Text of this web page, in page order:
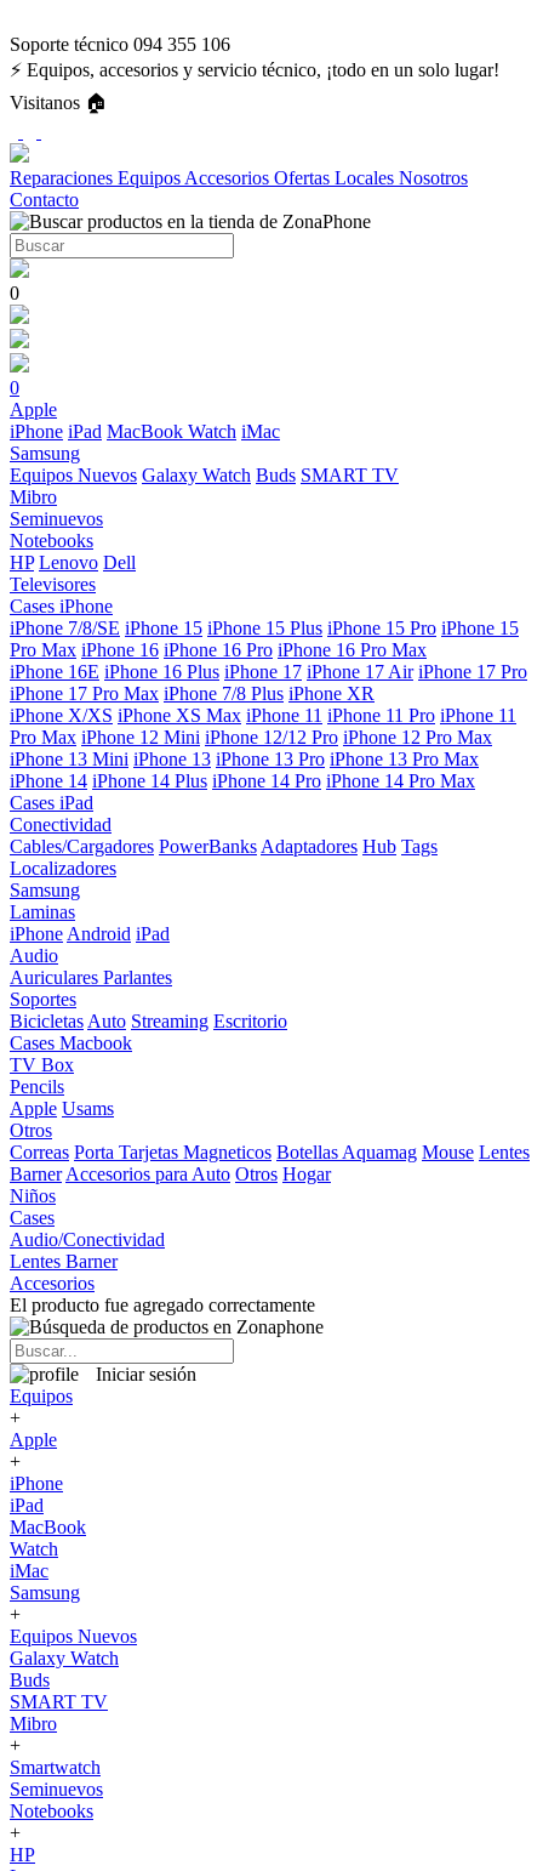
Soporte técnico 094 355 106
⚡ Equipos, accesorios y servicio técnico, ¡todo en un solo lugar!
Visitanos 🏠
Reparaciones Equipos Accesorios Ofertas Locales Nosotros
Contacto
0
0
Apple
iPhone iPad MacBook Watch iMac
Samsung
Equipos Nuevos Galaxy Watch Buds SMART TV
Mibro
Seminuevos
Notebooks
HP Lenovo Dell
Televisores
Cases iPhone
iPhone 7/8/SE iPhone 15 iPhone 15 Plus iPhone 15 Pro iPhone 15
Pro Max iPhone 16 iPhone 16 Pro iPhone 16 Pro Max
iPhone 16E iPhone 16 Plus iPhone 17 iPhone 17 Air iPhone 17 Pro
iPhone 17 Pro Max iPhone 7/8 Plus iPhone XR
iPhone X/XS iPhone XS Max iPhone 11 iPhone 11 Pro iPhone 11
Pro Max iPhone 12 Mini iPhone 12/12 Pro iPhone 12 Pro Max
iPhone 13 Mini iPhone 13 iPhone 13 Pro iPhone 13 Pro Max
iPhone 14 iPhone 14 Plus iPhone 14 Pro iPhone 14 Pro Max
Cases iPad
Conectividad
Cables/Cargadores PowerBanks Adaptadores Hub Tags
Localizadores
Samsung
Laminas
iPhone Android iPad
Audio
Auriculares Parlantes
Soportes
Bicicletas Auto Streaming Escritorio
Cases Macbook
TV Box
Pencils
Apple Usams
Otros
Correas Porta Tarjetas Magneticos Botellas Aquamag Mouse Lentes
Barner Accesorios para Auto Otros Hogar
Niños
Cases
Audio/Conectividad
Lentes Barner
Accesorios
El producto fue agregado correctamente
Iniciar sesión
Equipos
+
Apple
+
iPhone
iPad
MacBook
Watch
iMac
Samsung
+
Equipos Nuevos
Galaxy Watch
Buds
SMART TV
Mibro
+
Smartwatch
Seminuevos
Notebooks
+
HP